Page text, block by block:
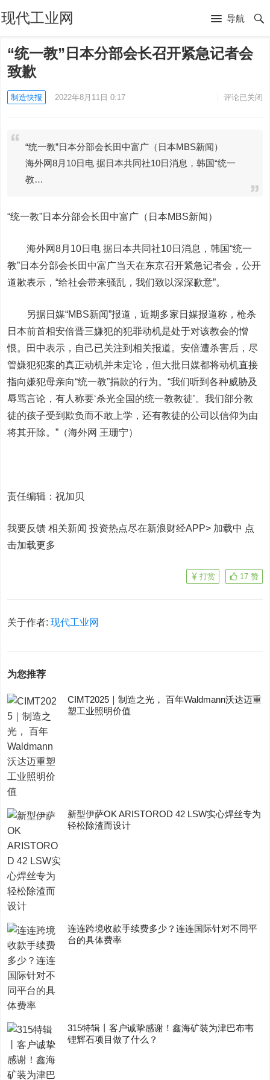
现代工业网 导航
“统一教”日本分部会长召开紧急记者会
致歉
制造快报 2022年8月11日 0:17 评论已关闭
“统一教”日本分部会长田中富广（日本MBS新闻）
海外网8月10日电 据日本共同社10日消息，韩国“统一
教…
“统一教”日本分部会长田中富广（日本MBS新闻）
海外网8月10日电 据日本共同社10日消息，韩国“统一
教”日本分部会长田中富广当天在东京召开紧急记者会，公开
道歉表示，“给社会带来骚乱，我们致以深深歉意”。
另据日媒“MBS新闻”报道，近期多家日媒报道称，枪杀
日本前首相安倍晋三嫌犯的犯罪动机是处于对该教会的憎
恨。田中表示，自己已关注到相关报道。安倍遭杀害后，尽
管嫌犯犯案的真正动机并未定论，但大批日媒都将动机直接
指向嫌犯母亲向“统一教”捐款的行为。“我们听到各种威胁及
辱骂言论，有人称要‘杀光全国的统一教教徒’。我们部分教
徒的孩子受到欺负而不敢上学，还有教徒的公司以信仰为由
将其开除。”（海外网 王珊宁）
责任编辑：祝加贝
我要反馈 相关新闻投资热点尽在新浪财经APP> 加载中 点
击加载更多
17 赞
打赏
关于作者:现代工业网
为您推荐
CIMT2025｜制造之光， 百年Waldmann沃达迈重
塑工业照明价值
新型伊萨OK ARISTOROD 42 LSW实心焊丝专为
轻松除渣而设计
连连跨境收款手续费多少？连连国际针对不同平
台的具体费率
315特辑丨客户诚挚感谢！鑫海矿装为津巴布韦
锂辉石项目做了什么？